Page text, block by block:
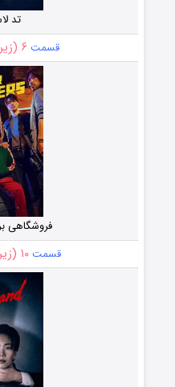
تد
قسمت ۶ (زیرنویس)
فروشگاهی
قسمت۱۰ (زیرنویس)